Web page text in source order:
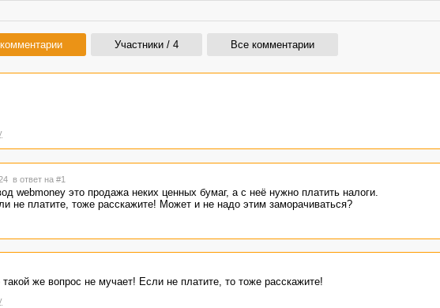
Участники / 4 Все комментарии
в ответ на #1
webmoney это продажа неких ценных бумаг, а с неё нужно платить налоги.
не платите, тоже расскажите! Может и не надо этим заморачиваться?
же вопрос не мучает! Если не платите, то тоже расскажите!